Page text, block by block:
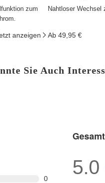
zum
anzeigen
Nahtloser Wechsel
Ab 49,95 €
Sie Auch
0
5.0